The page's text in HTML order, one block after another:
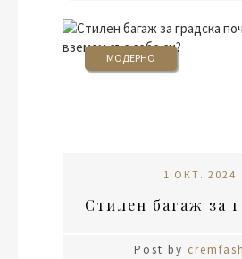
МОДЕРНО
1 ОКТ. 2024
Post by